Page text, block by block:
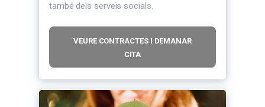
també dels serveis socials.
VEURE CONTRACTES I DEMANAR
CITA